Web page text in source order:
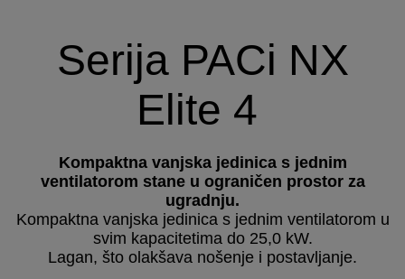
Serija PACi NX
Elite 4
Kompaktna vanjska jedinica s jednim
ventilatorom stane u ograničen prostor za
ugradnju.
Kompaktna vanjska jedinica s jednim ventilatorom u
svim kapacitetima do 25,0 kW.
Lagan, što olakšava nošenje i postavljanje.